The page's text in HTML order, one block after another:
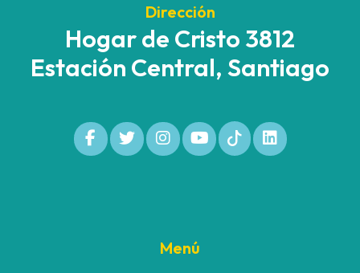
Dirección
Hogar de Cristo 3812
Estación Central, Santiago
Menú